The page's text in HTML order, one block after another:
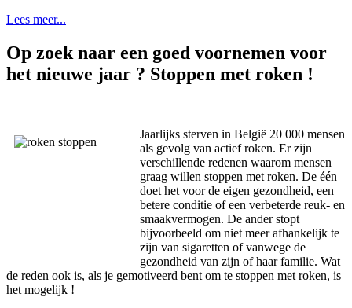
Lees meer...
Op zoek naar een goed voornemen voor
het nieuwe jaar ? Stoppen met roken !
Jaarlijks sterven in België 20 000 mensen
als gevolg van actief roken. Er zijn
verschillende redenen waarom mensen
graag willen stoppen met roken. De één
doet het voor de eigen gezondheid, een
betere conditie of een verbeterde reuk- en
smaakvermogen. De ander stopt
bijvoorbeeld om niet meer afhankelijk te
zijn van sigaretten of vanwege de
gezondheid van zijn of haar familie. Wat
de reden ook is, als je gemotiveerd bent om te stoppen met roken, is
het mogelijk !